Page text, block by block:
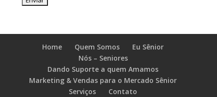
Home Quem Somos
Eu Sênior
Nós – Seniores
Dando Suporte a quem Amamos
Marketing & Vendas para o Mercado Sênior
Serviços
Contato